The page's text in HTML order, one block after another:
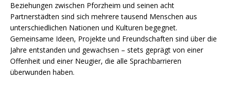
Beziehungen zwischen Pforzheim und seinen acht
Partnerstädten sind sich mehrere tausend Menschen aus
unterschiedlichen Nationen und Kulturen begegnet.
Gemeinsame Ideen, Projekte und Freundschaften sind über die
Jahre entstanden und gewachsen – stets geprägt von einer
Offenheit und einer Neugier, die alle Sprachbarrieren
überwunden haben.